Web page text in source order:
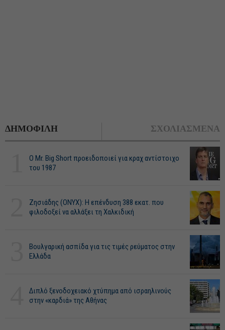
ΔΗΜΟΦΙΛΗ ΣΧΟΛΙΑΣΜΕΝΑ
O Mr. Big Short προειδοποιεί για κραχ αντίστοιχο
του 1987
Ζησιάδης (ONYX): Η επένδυση 388 εκατ. που
φιλοδοξεί να αλλάξει τη Χαλκιδική
Βουλγαρική ασπίδα για τις τιμές ρεύματος στην
Ελλάδα
Διπλό ξενοδοχειακό χτύπημα από ισραηλινούς
στην «καρδιά» της Αθήνας